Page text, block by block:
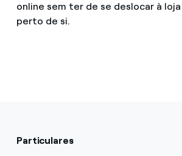
online sem ter de se deslocar à loja
perto de si.
Particulares